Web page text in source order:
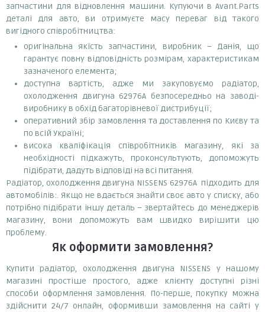
запчастини для відновлення машини. Купуючи в Avant.Parts
деталі для авто, ви отримуєте масу переваг від такого
вигідного співробітництва:
оригінальна якість запчастини, виробник – Данія, що
гарантує повну відповідність розмірам, характеристикам
зазначеного елемента;
доступна вартість, адже ми закуповуємо радіатор,
охолодження двигуна 62976A безпосередньо на заводі-
виробнику в обхід багаторівневої дистрибуції;
оперативний збір замовлення та доставлення по Києву та
по всій Україні;
висока кваліфікація співробітників магазину, які за
необхідності підкажуть, проконсультують, допоможуть
підібрати, дадуть відповіді на всі питання.
Радіатор, охолодження двигуна NISSENS 62976A підходить для
автомобілів:. Якщо не вдається знайти своє авто у списку, або
потрібно підібрати іншу деталь – звертайтесь до менеджерів
магазину, вони допоможуть вам швидко вирішити цю
проблему.
Як оформити замовлення?
Купити радіатор, охолодження двигуна NISSENS у нашому
магазині простіше простого, адже клієнту доступні різні
способи оформлення замовлення. По-перше, покупку можна
здійснити 24/7 онлайн, оформивши замовлення на сайті у